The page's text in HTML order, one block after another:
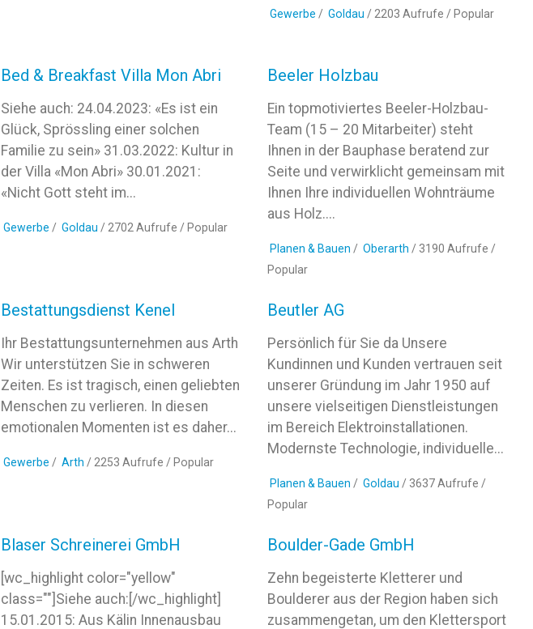
Gewerbe / Goldau / 2203 Aufrufe / Popular
Bed & Breakfast Villa Mon Abri
Siehe auch: 24.04.2023: «Es ist ein
Glück, Sprössling einer solchen
Familie zu sein» 31.03.2022: Kultur in
der Villa «Mon Abri» 30.01.2021:
«Nicht Gott steht im...
Gewerbe / Goldau / 2702 Aufrufe / Popular
Beeler Holzbau
Ein topmotiviertes Beeler-Holzbau-
Team (15 – 20 Mitarbeiter) steht
Ihnen in der Bauphase beratend zur
Seite und verwirklicht gemeinsam mit
Ihnen Ihre individuellen Wohnträume
aus Holz....
Planen & Bauen / Oberarth / 3190 Aufrufe /
Popular
Bestattungsdienst Kenel
Ihr Bestattungsunternehmen aus Arth
Wir unterstützen Sie in schweren
Zeiten. Es ist tragisch, einen geliebten
Menschen zu verlieren. In diesen
emotionalen Momenten ist es daher...
Gewerbe / Arth / 2253 Aufrufe / Popular
Beutler AG
Persönlich für Sie da Unsere
Kundinnen und Kunden vertrauen seit
unserer Gründung im Jahr 1950 auf
unsere vielseitigen Dienstleistungen
im Bereich Elektroinstallationen.
Modernste Technologie, individuelle...
Planen & Bauen / Goldau / 3637 Aufrufe /
Popular
Blaser Schreinerei GmbH
[wc_highlight color="yellow"
class=""]Siehe auch:[/wc_highlight]
15.01.2015: Aus Kälin Innenausbau
Boulder-Gade GmbH
Zehn begeisterte Kletterer und
Boulderer aus der Region haben sich
zusammengetan, um den Klettersport